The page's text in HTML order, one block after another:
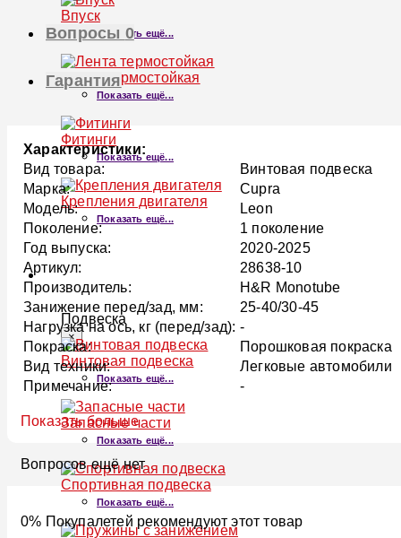
Впуск
Показать ещё...
Лента термостойкая
Показать ещё...
Фитинги
Показать ещё...
Крепления двигателя
Показать ещё...
ПОДВЕСКА
Подвеска
×
Винтовая подвеска
Показать ещё...
Запасные части
Показать ещё...
Спортивная подвеска
Показать ещё...
Вопросы 0
Гарантия
Характеристики:
Вид товара:
Винтовая подвеска
Марка:
Cupra
Модель:
Leon
Поколение:
1 поколение
Год выпуска:
2020-2025
Артикул:
28638-10
Производитель:
H&R Monotube
Занижение перед/зад, мм:
25-40/30-45
Нагрузка на ось, кг (перед/зад): -
Покраска:
Порошковая покраска
Вид техники:
Легковые автомобили
Примечание:
-
Показать больше
Вопросов ещё нет
0% Покупалетей рекомендуют этот товар